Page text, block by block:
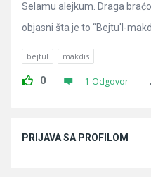
Selamu alejkum. Draga
objasni šta je to “Bejtu'l-
bejtul makdis
0 1 Odgovor
PRIJAVA SA PROFILOM